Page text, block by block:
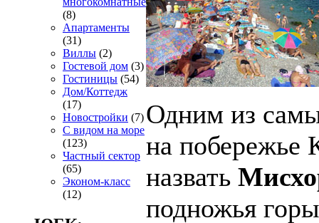
(8)
Апартаменты
(31)
Виллы (2)
Гостевой дом (3)
Гостиницы (54)
Дом/Коттедж
(17)
Новостройки (7)
С видом на море
(123)
Частный сектор
(65)
Эконом-класс
(12)
Одним из
на побережье
назвать
подножья